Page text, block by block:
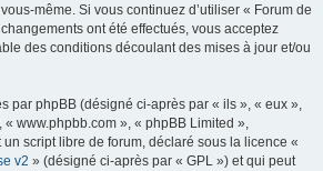
même. Si vous continuez d’utiliser « Forum de
ont été effectués, vous acceptez
des conditions découlant des mises à jour et/ou
par phpBB (désigné ci-après par « ils », « eux »,
www.phpbb.com », « phpBB Limited »,
script libre de forum, déclaré sous la licence «
v2 » (désigné ci-après par « GPL ») et qui peut